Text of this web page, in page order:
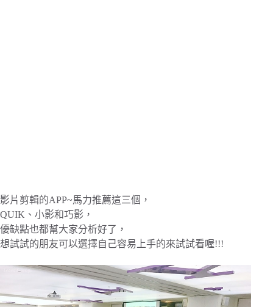
影片剪輯的APP~馬力推薦這三個，
QUIK、小影和巧影，
優缺點也都幫大家分析好了，
想試試的朋友可以選擇自己容易上手的來試試看喔!!!